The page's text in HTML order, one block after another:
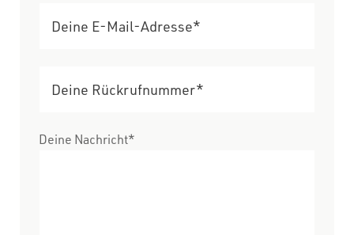
Deine Nachricht*